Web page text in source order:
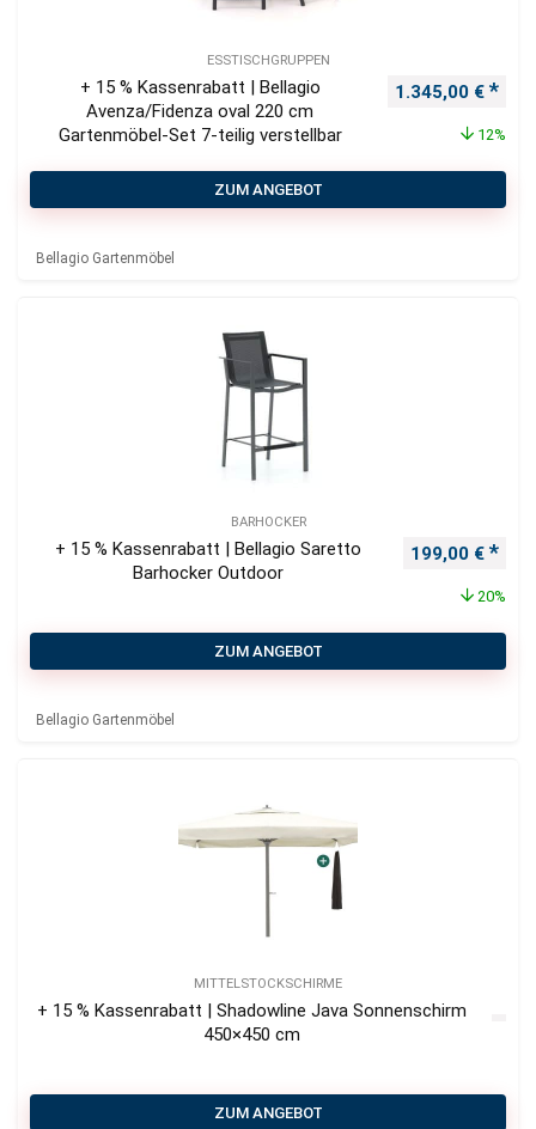
ESSTISCHGRUPPEN
+ 15 % Kassenrabatt | Bellagio
Avenza/Fidenza oval 220 cm
Gartenmöbel-Set 7-teilig verstellbar
Ursprünglicher
1.345,00 €
12%
ZUM ANGEBOT
Bellagio Gartenmöbel
BARHOCKER
+ 15 % Kassenrabatt | Bellagio Saretto
Barhocker Outdoor
199,00 €
20%
ZUM ANGEBOT
Bellagio Gartenmöbel
MITTELSTOCKSCHIRME
+ 15 % Kassenrabatt | Shadowline Java Sonnenschirm
450×450 cm
ZUM ANGEBOT